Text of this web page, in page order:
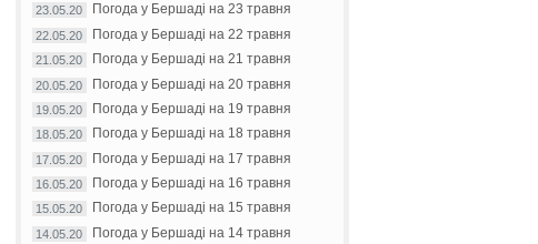
23.05.20 Погода у Бершаді на 23 травня
22.05.20 Погода у Бершаді на 22 травня
21.05.20 Погода у Бершаді на 21 травня
20.05.20 Погода у Бершаді на 20 травня
19.05.20 Погода у Бершаді на 19 травня
18.05.20 Погода у Бершаді на 18 травня
17.05.20 Погода у Бершаді на 17 травня
16.05.20 Погода у Бершаді на 16 травня
15.05.20 Погода у Бершаді на 15 травня
14.05.20 Погода у Бершаді на 14 травня